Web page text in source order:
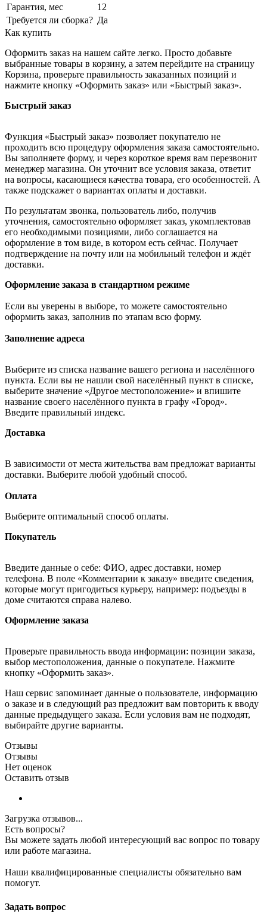
Гарантия, мес
12
Требуется ли сборка? Да
Как купить
Оформить заказ на нашем сайте легко. Просто добавьте
выбранные товары в корзину, а затем перейдите на страницу
Корзина, проверьте правильность заказанных позиций и
нажмите кнопку «Оформить заказ» или «Быстрый заказ».
Быстрый заказ
Функция «Быстрый заказ» позволяет покупателю не
проходить всю процедуру оформления заказа самостоятельно.
Вы заполняете форму, и через короткое время вам перезвонит
менеджер магазина. Он уточнит все условия заказа, ответит
на вопросы, касающиеся качества товара, его особенностей. А
также подскажет о вариантах оплаты и доставки.
По результатам звонка, пользователь либо, получив
уточнения, самостоятельно оформляет заказ, укомплектовав
его необходимыми позициями, либо соглашается на
оформление в том виде, в котором есть сейчас. Получает
подтверждение на почту или на мобильный телефон и ждёт
доставки.
Оформление заказа в стандартном режиме
Если вы уверены в выборе, то можете самостоятельно
оформить заказ, заполнив по этапам всю форму.
Заполнение адреса
Выберите из списка название вашего региона и населённого
пункта. Если вы не нашли свой населённый пункт в списке,
выберите значение «Другое местоположение» и впишите
название своего населённого пункта в графу «Город».
Введите правильный индекс.
Доставка
В зависимости от места жительства вам предложат варианты
доставки. Выберите любой удобный способ.
Оплата
Выберите оптимальный способ оплаты.
Покупатель
Введите данные о себе: ФИО, адрес доставки, номер
телефона. В поле «Комментарии к заказу» введите сведения,
которые могут пригодиться курьеру, например: подъезды в
доме считаются справа налево.
Оформление заказа
Проверьте правильность ввода информации: позиции заказа,
выбор местоположения, данные о покупателе. Нажмите
кнопку «Оформить заказ».
Наш сервис запоминает данные о пользователе, информацию
о заказе и в следующий раз предложит вам повторить к вводу
данные предыдущего заказа. Если условия вам не подходят,
выбирайте другие варианты.
Отзывы
Отзывы
Нет оценок
Оставить отзыв
Загрузка отзывов...
Есть вопросы?
Вы можете задать любой интересующий вас вопрос по товару
или работе магазина.
Наши квалифицированные специалисты обязательно вам
помогут.
Задать вопрос